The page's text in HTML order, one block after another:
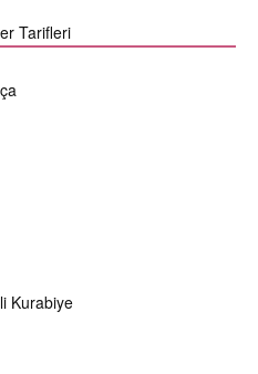
Tarifleri
Kurabiye